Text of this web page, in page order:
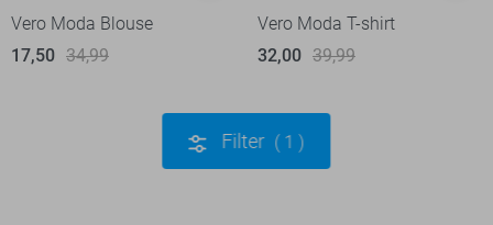
Vero Moda Blouse
17,50 34,99
Vero Moda T-shirt
32,00 39,99
Filter 1